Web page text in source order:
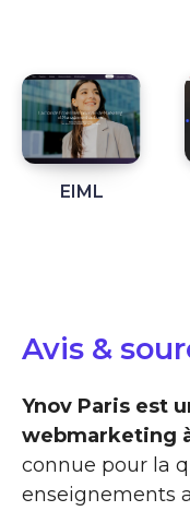
EIML
Avis &
Ynov Paris est
webmarketing
connue pour la
enseignements